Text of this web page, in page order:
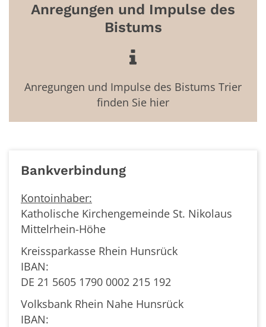
Anregungen und Impulse des
Bistums
Anregungen und Impulse des Bistums Trier
finden Sie hier
Bankverbindung
Kontoinhaber:
Katholische Kirchengemeinde St. Nikolaus
Mittelrhein-Höhe
Kreissparkasse Rhein Hunsrück
IBAN:
DE 21 5605 1790 0002 215 192
Volksbank Rhein Nahe Hunsrück
IBAN: